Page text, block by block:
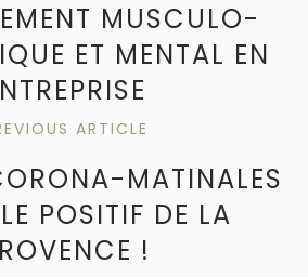
MUSCULO-
ET MENTAL EN
ARTICLE
MATINALES
POSITIF DE LA
!